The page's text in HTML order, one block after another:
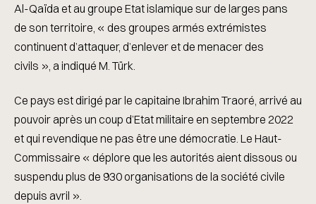
Al-Qaïda et au groupe Etat islamique sur de larges pans
de son territoire, « des groupes armés extrémistes
continuent d’attaquer, d’enlever et de menacer des
civils », a indiqué M. Türk.
Ce pays est dirigé par le capitaine Ibrahim Traoré, arrivé au
pouvoir après un coup d’Etat militaire en septembre 2022
et qui revendique ne pas être une démocratie. Le Haut-
Commissaire « déplore que les autorités aient dissous ou
suspendu plus de 930 organisations de la société civile
depuis avril ».